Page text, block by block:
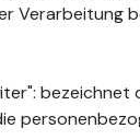
Verarbeitung
bezeichnet